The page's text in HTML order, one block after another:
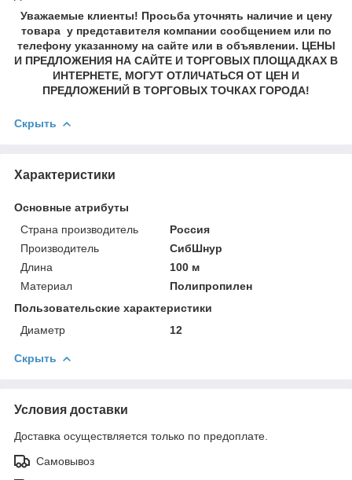
Уважаемые клиенты! Просьба уточнять наличие и цену
товара у представителя компании сообщением или по
телефону указанному на сайте или в объявлении. ЦЕНЫ
И ПРЕДЛОЖЕНИЯ НА САЙТЕ И ТОРГОВЫХ ПЛОЩАДКАХ В
ИНТЕРНЕТЕ, МОГУТ ОТЛИЧАТЬСЯ ОТ ЦЕН И
ПРЕДЛОЖЕНИЙ В ТОРГОВЫХ ТОЧКАХ ГОРОДА!
Скрыть
Характеристики
Основные атрибуты
Страна производитель
Россия
Производитель
СибШнур
Длина
100 м
Материал
Полипропилен
Пользовательские характеристики
Диаметр
12
Скрыть
Условия доставки
Доставка осуществляется только по предоплате.
Самовывоз